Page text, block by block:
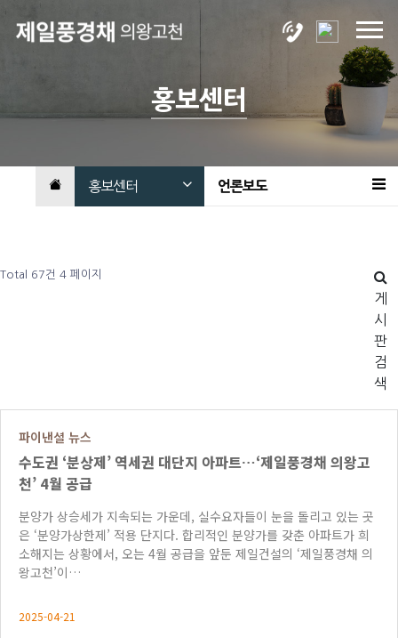
홍보센터
홍보센터 언론보도
Total 67건 4 페이지
게
시
판
검
색
파이낸셜 뉴스
수도권 ‘분상제’ 역세권 대단지 아파트…‘제일풍경채 의왕고
천’ 4월 공급
분양가 상승세가 지속되는 가운데, 실수요자들이 눈을 돌리고 있는 곳
은 ‘분양가상한제’ 적용 단지다. 합리적인 분양가를 갖춘 아파트가 희
소해지는 상황에서, 오는 4월 공급을 앞둔 제일건설의 ‘제일풍경채 의
왕고천’이…
2025-04-21